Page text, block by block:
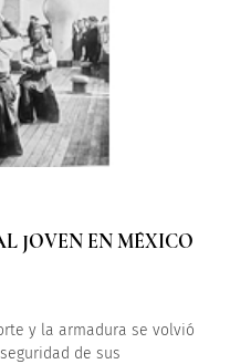
JOVEN EN MÉXICO
y la armadura se volvió
de sus